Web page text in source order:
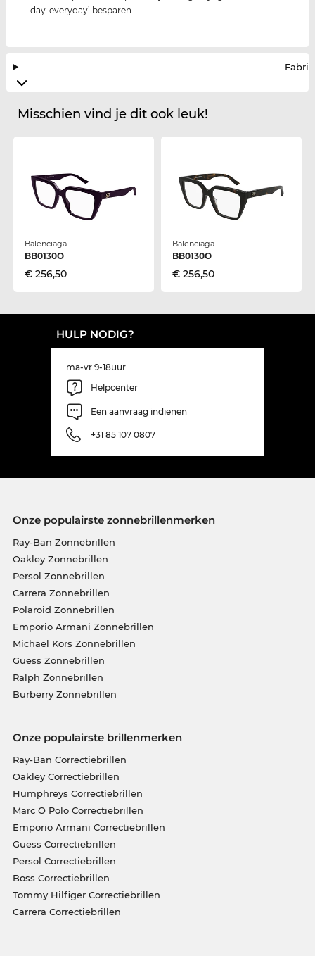
day-everyday’ besparen.
Misschien vind je dit ook leuk!
Balenciaga
BB0130O
€ 256,50
Balenciaga
BB0130O
€ 256,50
HULP NODIG?
ma-vr 9-18uur
Helpcenter
Een aanvraag indienen
+31 85 107 0807
Onze populairste zonnebrillenmerken
Ray-Ban Zonnebrillen
Oakley Zonnebrillen
Persol Zonnebrillen
Carrera Zonnebrillen
Polaroid Zonnebrillen
Emporio Armani Zonnebrillen
Michael Kors Zonnebrillen
Guess Zonnebrillen
Ralph Zonnebrillen
Burberry Zonnebrillen
Onze populairste brillenmerken
Ray-Ban Correctiebrillen
Oakley Correctiebrillen
Humphreys Correctiebrillen
Marc O Polo Correctiebrillen
Emporio Armani Correctiebrillen
Guess Correctiebrillen
Persol Correctiebrillen
Boss Correctiebrillen
Tommy Hilfiger Correctiebrillen
Carrera Correctiebrillen